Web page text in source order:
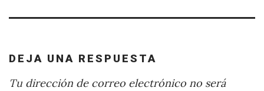
DEJA UNA RESPUESTA
Tu dirección de correo electrónico no será